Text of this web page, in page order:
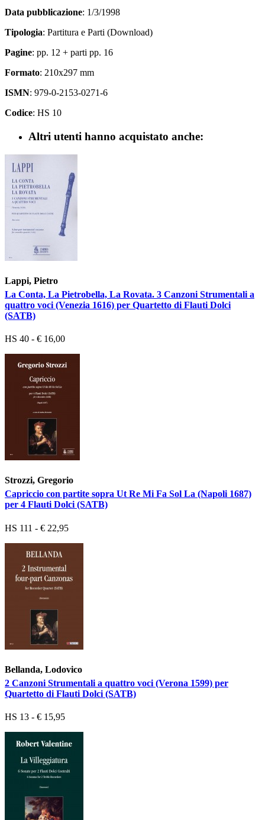
Data pubblicazione: 1/3/1998
Tipologia: Partitura e Parti (Download)
Pagine: pp. 12 + parti pp. 16
Formato: 210x297 mm
ISMN: 979-0-2153-0271-6
Codice: HS 10
Altri utenti hanno acquistato anche:
Lappi, Pietro
La Conta, La Pietrobella, La Rovata. 3 Canzoni Strumentali a
quattro voci (Venezia 1616) per Quartetto di Flauti Dolci
(SATB)
HS 40 - € 16,00
Strozzi, Gregorio
Capriccio con partite sopra Ut Re Mi Fa Sol La (Napoli 1687)
per 4 Flauti Dolci (SATB)
HS 111 - € 22,95
Bellanda, Lodovico
2 Canzoni Strumentali a quattro voci (Verona 1599) per
Quartetto di Flauti Dolci (SATB)
HS 13 - € 15,95